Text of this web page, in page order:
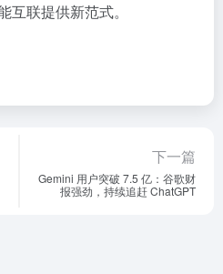
互联提供新范式。
下一篇
Gemini 用户突破 7.5 亿：谷歌财
报强劲，持续追赶 ChatGPT